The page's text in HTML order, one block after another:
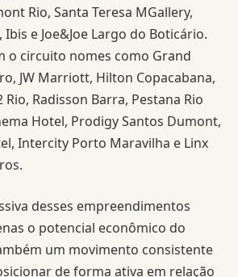
Rio, Santa Teresa MGallery,
e Joe&Joe Largo do Boticário.
o circuito nomes como Grand
JW Marriott, Hilton Copacabana,
Radisson Barra, Pestana Rio
Hotel, Prodigy Santos Dumont,
Intercity Porto Maravilha e Linx
desses empreendimentos
o potencial econômico do
um movimento consistente
de forma ativa em relação